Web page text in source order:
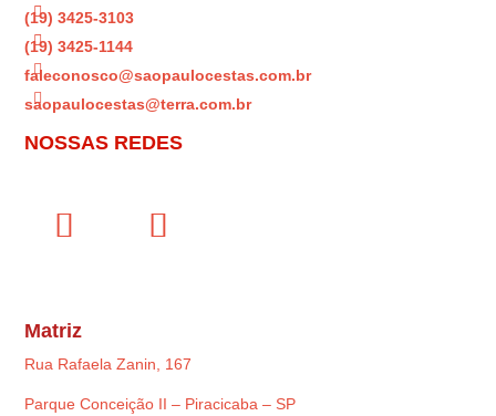

(19) 3425-3103

(19) 3425-1144

faleconosco@saopaulocestas.com.br

saopaulocestas@terra.com.br
NOSSAS REDES
Matriz
Rua Rafaela Zanin, 167
Parque Conceição II – Piracicaba – SP